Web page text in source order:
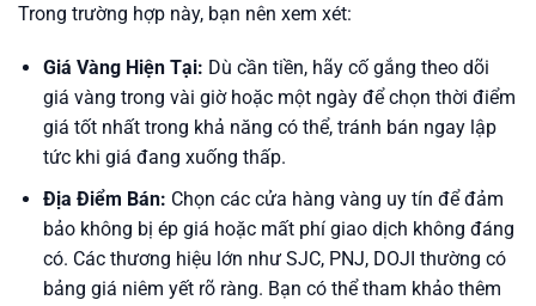
Trong trường hợp này, bạn nên xem xét:
Giá Vàng Hiện Tại: Dù cần tiền, hãy cố gắng theo dõi
giá vàng trong vài giờ hoặc một ngày để chọn thời điểm
giá tốt nhất trong khả năng có thể, tránh bán ngay lập
tức khi giá đang xuống thấp.
Địa Điểm Bán: Chọn các cửa hàng vàng uy tín để đảm
bảo không bị ép giá hoặc mất phí giao dịch không đáng
có. Các thương hiệu lớn như SJC, PNJ, DOJI thường có
bảng giá niêm yết rõ ràng. Bạn có thể tham khảo thêm